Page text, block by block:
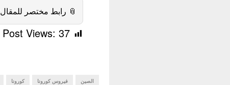
📎 رابط مختصر
Post Views: 37
الصين فيروس كورونا كورونا